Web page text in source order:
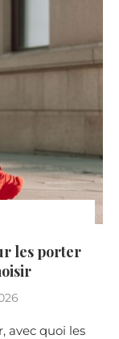
les porter
avec quoi les